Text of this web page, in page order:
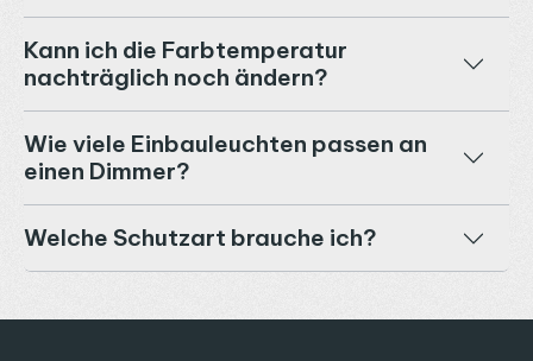
Kann ich die Farbtemperatur
nachträglich noch ändern?
Wie viele Einbauleuchten passen an
einen Dimmer?
Welche Schutzart brauche ich?